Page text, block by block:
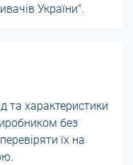
України".
та характеристики
без
їх на